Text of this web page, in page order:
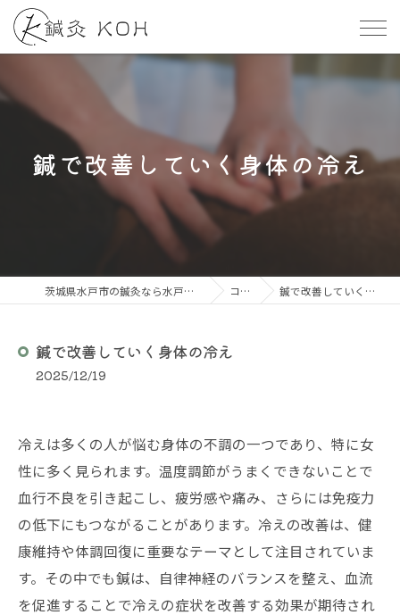
鍼で改善していく身体の冷え
茨城県水戸市の鍼灸なら水戸整体・鍼灸KOH コラム 鍼で改善していく身体の冷え
鍼で改善していく身体の冷え
2025/12/19
冷えは多くの人が悩む身体の不調の一つであり、特に女
性に多く見られます。温度調節がうまくできないことで
血行不良を引き起こし、疲労感や痛み、さらには免疫力
の低下にもつながることがあります。冷えの改善は、健
康維持や体調回復に重要なテーマとして注目されていま
す。その中でも鍼は、自律神経のバランスを整え、血流
を促進することで冷えの症状を改善する効果が期待され